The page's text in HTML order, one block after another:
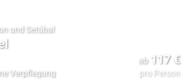
und Setúbal
Verpflegung
ab 117€
pro Person